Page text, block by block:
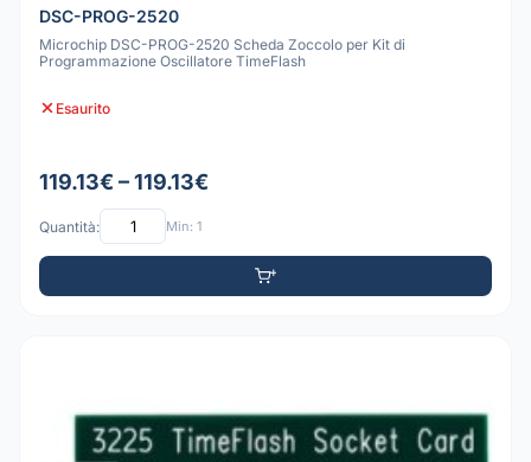
DSC-PROG-2520
Microchip DSC-PROG-2520 Scheda Zoccolo per Kit di
Programmazione Oscillatore TimeFlash
Esaurito
119.13€ – 119.13€
Quantità: Min: 1